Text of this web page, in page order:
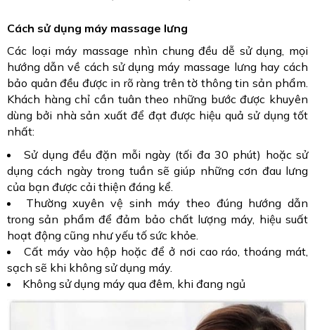
Cách sử dụng máy massage lưng
Các loại máy massage nhìn chung đều dễ sử dụng, mọi
hướng dẫn về cách sử dụng máy massage lưng hay cách
bảo quản đều được in rõ ràng trên tờ thông tin sản phẩm.
Khách hàng chỉ cần tuân theo những bước được khuyên
dùng bởi nhà sản xuất để đạt được hiệu quả sử dụng tốt
nhất:
Sử dụng đều đặn mỗi ngày (tối đa 30 phút) hoặc sử
dụng cách ngày trong tuần sẽ giúp những cơn đau lưng
của bạn được cải thiện đáng kể.
Thường xuyên vệ sinh máy theo đúng hướng dẫn
trong sản phẩm để đảm bảo chất lượng máy, hiệu suất
hoạt động cũng như yếu tố sức khỏe.
Cất máy vào hộp hoặc để ở nơi cao ráo, thoáng mát,
sạch sẽ khi không sử dụng máy.
Không sử dụng máy qua đêm, khi đang ngủ